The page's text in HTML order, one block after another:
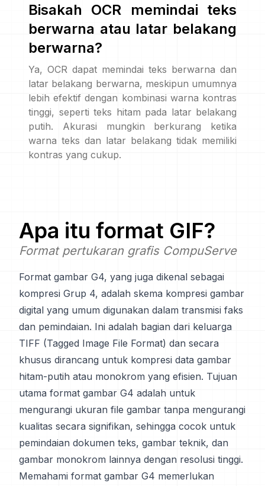
Bisakah OCR memindai teks
berwarna atau latar belakang
berwarna?
Ya, OCR dapat memindai teks berwarna dan
latar belakang berwarna, meskipun umumnya
lebih efektif dengan kombinasi warna kontras
tinggi, seperti teks hitam pada latar belakang
putih. Akurasi mungkin berkurang ketika
warna teks dan latar belakang tidak memiliki
kontras yang cukup.
Apa itu format GIF?
Format pertukaran grafis CompuServe
Format gambar G4, yang juga dikenal sebagai
kompresi Grup 4, adalah skema kompresi gambar
digital yang umum digunakan dalam transmisi faks
dan pemindaian. Ini adalah bagian dari keluarga
TIFF (Tagged Image File Format) dan secara
khusus dirancang untuk kompresi data gambar
hitam-putih atau monokrom yang efisien. Tujuan
utama format gambar G4 adalah untuk
mengurangi ukuran file gambar tanpa mengurangi
kualitas secara signifikan, sehingga cocok untuk
pemindaian dokumen teks, gambar teknik, dan
gambar monokrom lainnya dengan resolusi tinggi.
Memahami format gambar G4 memerlukan